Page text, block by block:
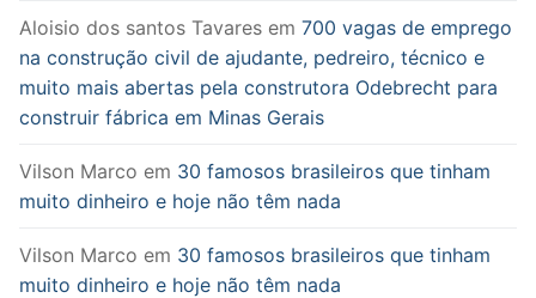
Aloisio dos santos Tavares em 700 vagas de emprego
na construção civil de ajudante, pedreiro, técnico e
muito mais abertas pela construtora Odebrecht para
construir fábrica em Minas Gerais
Vilson Marco em 30 famosos brasileiros que tinham
muito dinheiro e hoje não têm nada
Vilson Marco em 30 famosos brasileiros que tinham
muito dinheiro e hoje não têm nada